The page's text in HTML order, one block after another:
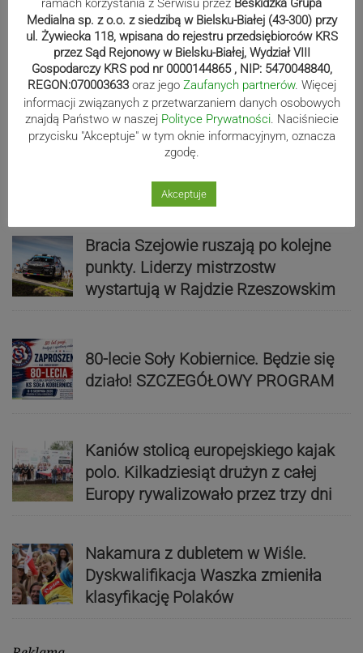
Sport
Mistrzowie świata z MCK Żywiec!
Bracia Szejowie ruszają po kolejne
punkty. Liderzy mistrzostw
wystartują w Rajdzie Rzeszowskim
80-lecie Soły Kobiernice. Będzie się
działo! SZCZEGÓŁOWY PROGRAM
Kaniów stolicą europejskiego kajak
polo. Kilkadziesiąt drużyn z całej
Europy rywalizowało przez trzy dni
Nakamura z dubletem w Wiśle.
Dyskwalifikacja Waszka zmieniła
klasyfikację Polaków
ramach korzystania z Serwisu przez Beskidzka Grupa
Medialna sp. z o.o. z siedzibą w Bielsku-Białej (43-300) przy
ul. Żywiecka 118, wpisana do rejestru przedsiębiorców KRS
przez Sąd Rejonowy w Bielsku-Białej, Wydział VIII
Gospodarczy KRS pod nr 0000144865 , NIP: 5470048840,
REGON:070003633 oraz jego Zaufanych partnerów. Więcej
informacji związanych z przetwarzaniem danych osobowych
znajdą Państwo w naszej Polityce Prywatności. Naciśniecie
przycisku "Akceptuje" w tym oknie informacyjnym, oznacza
zgodę.
Akceptuje